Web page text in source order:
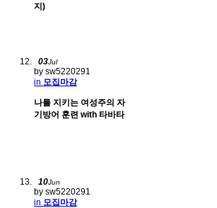
지)
03Jul
by sw5220291
in 모집마감
나를 지키는 여성주의 자
기방어 훈련 with 타바타
10Jun
by sw5220291
in 모집마감